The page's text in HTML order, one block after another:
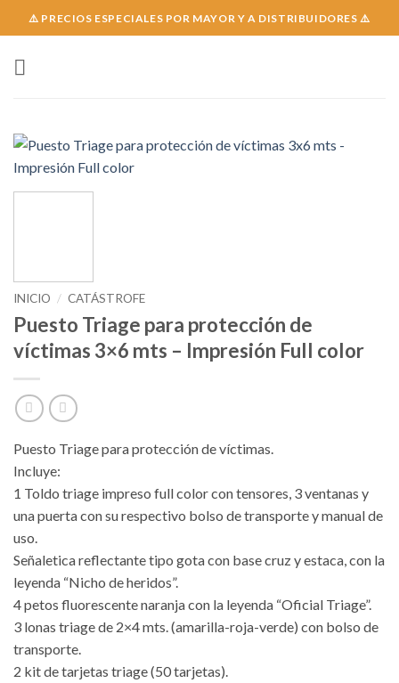
to
⚠️ PRECIOS ESPECIALES POR MAYOR Y A DISTRIBUIDORES ⚠️
INICIO / CATÁSTROFE
Puesto Triage para protección de
víctimas 3×6 mts – Impresión Full color
Puesto Triage para protección de víctimas.
Incluye:
1 Toldo triage impreso full color con tensores, 3 ventanas y
una puerta con su respectivo bolso de transporte y manual de
uso.
Señaletica reflectante tipo gota con base cruz y estaca, con la
leyenda “Nicho de heridos”.
4 petos fluorescente naranja con la leyenda “Oficial Triage”.
3 lonas triage de 2×4 mts. (amarilla-roja-verde) con bolso de
transporte.
2 kit de tarjetas triage (50 tarjetas).